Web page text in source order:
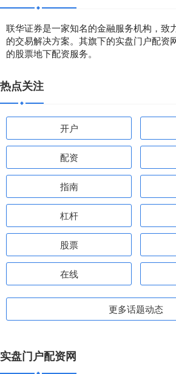
联华证券是一家知名的金融服务机构，致
的交易解决方案。其旗下的实盘门户配资
的股票地下配资服务。
热点关注
开户
配资
指南
杠杆
股票
在线
更多话题动态
实盘门户配资网